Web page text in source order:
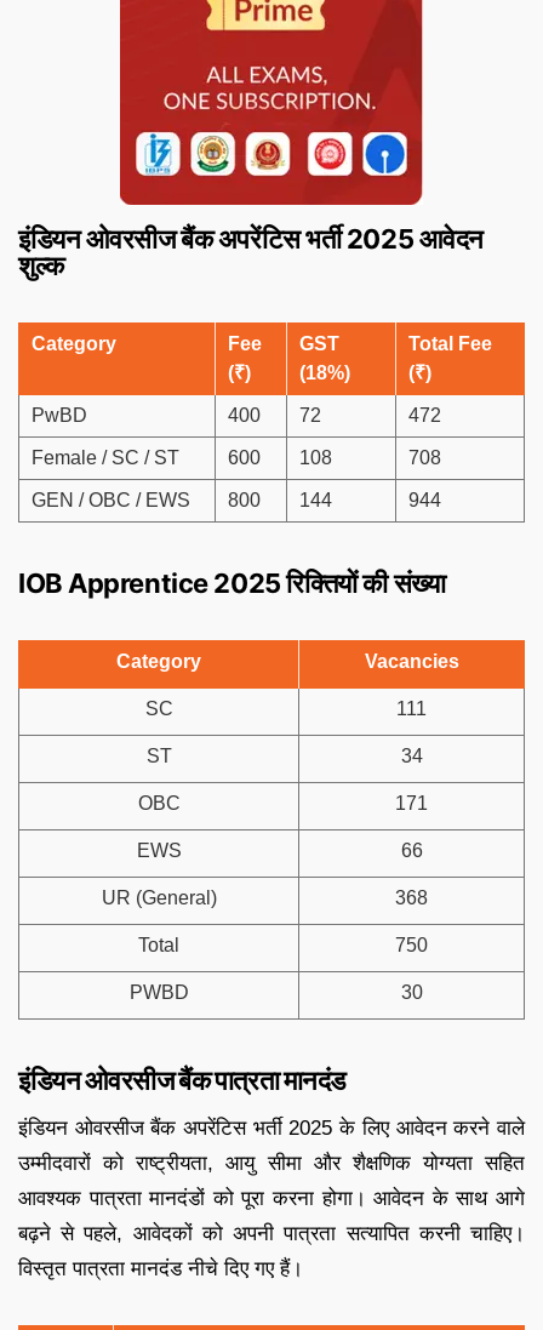
इंडियन ओवरसीज बैंक अपरेंटिस भर्ती 2025 आवेदन
शुल्क
Category
Fee
(₹)
GST
(18%)
Total Fee
(₹)
PwBD 400 72 472
Female / SC / ST 600 108 708
GEN / OBC / EWS 800 144 944
IOB Apprentice 2025 रिक्तियों की संख्या
Category Vacancies
SC 111
ST 34
OBC 171
EWS 66
UR (General) 368
Total 750
PWBD 30
इंडियन ओवरसीज बैंक पात्रता मानदंड
इंडियन ओवरसीज बैंक अपरेंटिस भर्ती 2025 के लिए आवेदन करने वाले
उम्मीदवारों को राष्ट्रीयता, आयु सीमा और शैक्षणिक योग्यता सहित
आवश्यक पात्रता मानदंडों को पूरा करना होगा। आवेदन के साथ आगे
बढ़ने से पहले, आवेदकों को अपनी पात्रता सत्यापित करनी चाहिए।
विस्तृत पात्रता मानदंड नीचे दिए गए हैं।